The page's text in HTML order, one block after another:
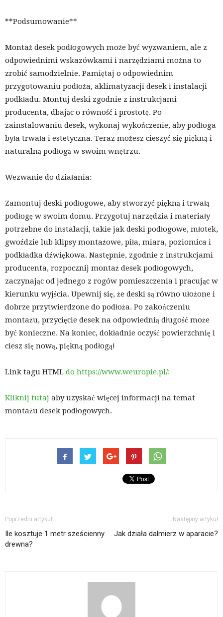
**Podsumowanie**
Montaż desek podłogowych może być wyzwaniem, ale z
odpowiednimi wskazówkami i narzędziami można to
zrobić samodzielnie. Pamiętaj o odpowiednim
przygotowaniu podłoża, aklimatyzacji desek i instalacji
podkładu. Montuj deski zgodnie z instrukcjami
producenta, dbając o równość i prostotę. Po
zainstalowaniu desek, wykonaj wykończenie, aby podłoga
była trwała i estetyczna. Teraz możesz cieszyć się piękną i
naturalną podłogą w swoim wnętrzu.
Wezwanie do działania:
Zamontuj deski podłogowe, aby stworzyć piękną i trwałą
podłogę w swoim domu. Przygotuj narzędzia i materiały
potrzebne do instalacji, takie jak deski podłogowe, młotek,
gwoździe lub klipsy montażowe, piła, miara, poziomica i
podkładka dźwiękowa. Następnie, zgodnie z instrukcjami
producenta, rozpocznij montaż desek podłogowych,
zaczynając od jednego z rogów pomieszczenia i pracując w
kierunku wyjścia. Upewnij się, że deski są równo ułożone i
dobrze przytwierdzone do podłoża. Po zakończeniu
montażu, przycięcie desek na odpowiednią długość może
być konieczne. Na koniec, dokładnie oczyść powierzchnię i
ciesz się nową, piękną podłogą!
Link tagu HTML do https://www.weuropie.pl/:
Kliknij tutaj aby uzyskać więcej informacji na temat
montażu desek podłogowych.
Poprzedni artykuł
Ile kosztuje 1 metr sześcienny
drewna?
Następny artykuł
Jak działa dalmierz w aparacie?